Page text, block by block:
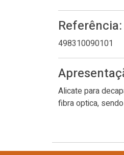
Referência:
498310090101
Alicate para
fibra optica,